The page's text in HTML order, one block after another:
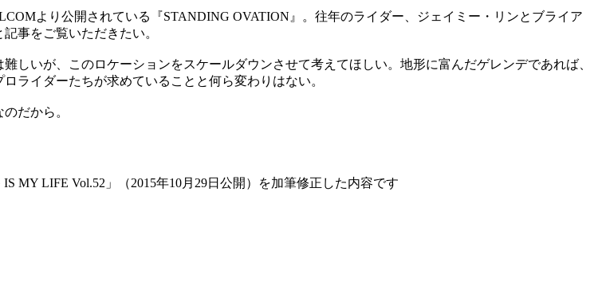
より公開されている『STANDING OVATION』。往年のライダー、ジェイミー・リンとブライア
事をご覧いただきたい。
しいが、このロケーションをスケールダウンさせて考えてほしい。地形に富んだゲレンデであれば、
ライダーたちが求めていることと何ら変わりはない。
だから。
MY LIFE Vol.52」（2015年10月29日公開）を加筆修正した内容です